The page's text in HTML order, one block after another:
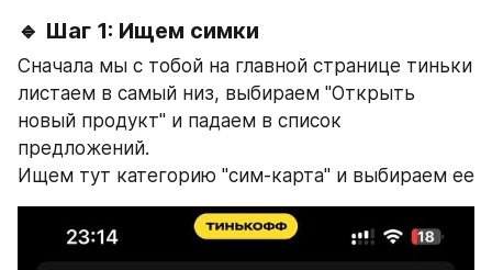
🔹 Шаг 1: Ищем симки
Сначала мы с тобой на главной странице тиньки
листаем в самый низ, выбираем "Открыть
новый продукт" и падаем в список
предложений.
Ищем тут категорию "сим-карта" и выбираем ее